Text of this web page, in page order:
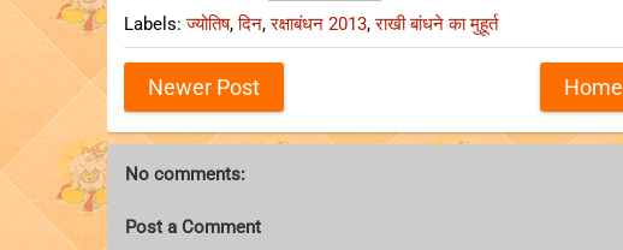
Labels:ज्योतिष,दिन,रक्षाबंधन 2013,राखी बांधने का मुहूर्त
Newer Post Home
No comments:
Post a Comment